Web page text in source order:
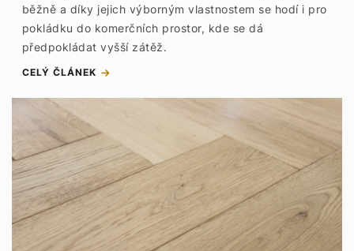
běžně a díky jejich výborným vlastnostem se hodí i pro
pokládku do komerčních prostor, kde se dá
předpokládat vyšší zátěž.
CELÝ ČLÁNEK